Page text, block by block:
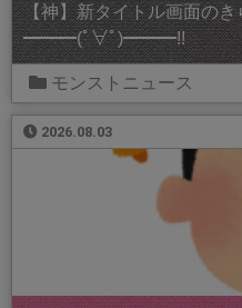
【神】新タイトル画面の
━━━(ﾟ∀ﾟ)━━━!!
モンストニュース
2026.08.03